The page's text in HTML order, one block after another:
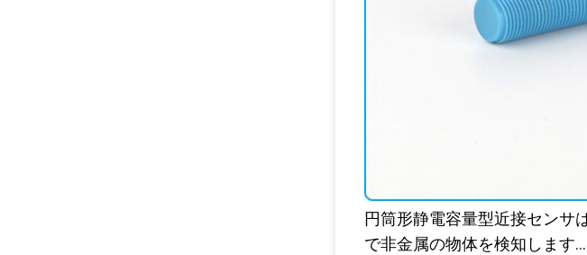
円筒形静電容量型近接センサ
で非金属の物体を検知します